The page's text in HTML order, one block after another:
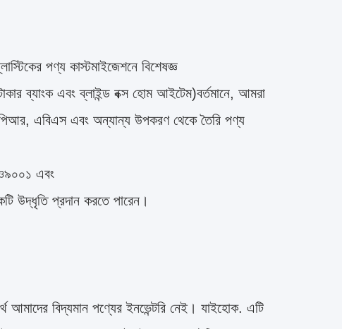
পণ্য কাস্টমাইজেশনে বিশেষজ্ঞ
ব্যাংক এবং ব্লাইন্ড বক্স হোম আইটেম)বর্তমানে, আমরা
এবিএস এবং অন্যান্য উপকরণ থেকে তৈরি পণ্য
এবং
উদ্ধৃতি প্রদান করতে পারেন।
বিদ্যমান পণ্যের ইনভেন্টরি নেই। যাইহোক. এটি